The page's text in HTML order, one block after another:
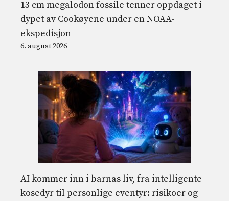
13 cm megalodon fossile tenner oppdaget i
dypet av Cookøyene under en NOAA-
ekspedisjon
6. august 2026
AI kommer inn i barnas liv, fra intelligente
kosedyr til personlige eventyr: risikoer og